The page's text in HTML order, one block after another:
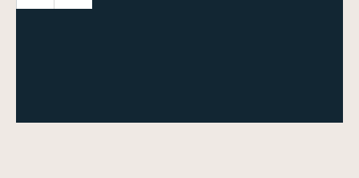
Meer over deze woning